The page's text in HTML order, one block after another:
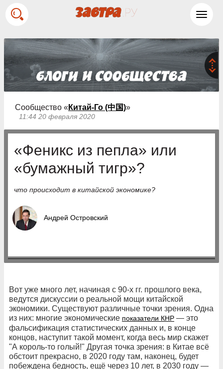
Сообщество « Китай-Го (中国)»
11:44 20 февраля 2020
«Феникс из пепла» или
«бумажный тигр»?
что происходит в китайской экономике?
Андрей Островский
Вот уже много лет, начиная с 90-х гг. прошлого века,
ведутся дискуссии о реальной мощи китайской
экономики. Существуют различные точки зрения. Одна
из них: многие экономические показатели КНР — это
фальсификация статистических данных и, в конце
концов, наступит такой момент, когда весь мир скажет
"А король-то голый!" Другая точка зрения: в Китае всё
обстоит прекрасно, в 2020 году там, наконец, будет
побеждена бедность, ещё через 10 лет, в 2030 году —